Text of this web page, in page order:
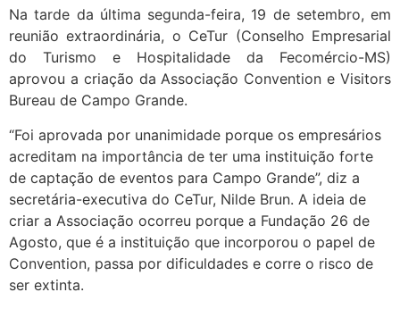
Na tarde da última segunda-feira, 19 de setembro, em
reunião extraordinária, o CeTur (Conselho Empresarial
do Turismo e Hospitalidade da Fecomércio-MS)
aprovou a criação da Associação Convention e Visitors
Bureau de Campo Grande.
“Foi aprovada por unanimidade porque os empresários
acreditam na importância de ter uma instituição forte
de captação de eventos para Campo Grande”, diz a
secretária-executiva do CeTur, Nilde Brun. A ideia de
criar a Associação ocorreu porque a Fundação 26 de
Agosto, que é a instituição que incorporou o papel de
Convention, passa por dificuldades e corre o risco de
ser extinta.